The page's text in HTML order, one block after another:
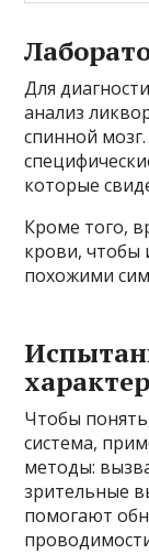
Для
анализ
спинной
которые
Кроме того,
крови, чтобы
похожими
Чтобы
система,
методы:
зрительные
помогают